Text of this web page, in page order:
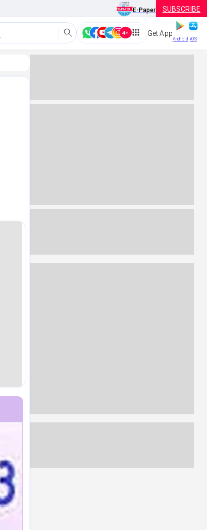
E-Paper SUBSCRIBE
Get App
Android iOS